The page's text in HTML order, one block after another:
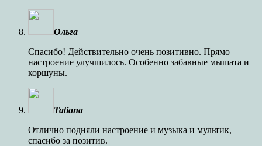
Ольга
Спасибо! Действительно очень позитивно. Прямо
настроение улучшилось. Особенно забавные мышата и
коршуны.
Tatiana
Отлично подняли настроение и музыка и мультик,
спасибо за позитив.